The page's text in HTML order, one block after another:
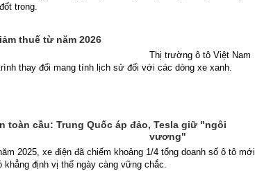
trong.
thuế từ năm 2026
Thị trường ô tô Việt Nam
thay đổi mang tính lịch sử đối với các dòng xe xanh.
toàn cầu: Trung Quốc áp đảo, Tesla giữ "ngôi
vương"
2025, xe điện đã chiếm khoảng 1/4 tổng doanh số ô tô mới
khẳng định vị thế ngày càng vững chắc.